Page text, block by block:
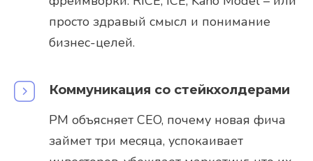
просто здравый смысл и понимание
бизнес-целей.
Коммуникация со стейкхолдерами
PM объясняет CEO, почему новая фича
займет три месяца, успокаивает